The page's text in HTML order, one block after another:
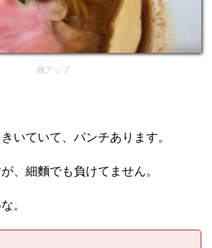
麺アップ
いていて、パンチあります。
、細麵でも負けてません。
。